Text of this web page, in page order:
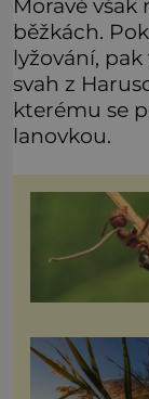
Moravě
běžkách.
lyžování,
svah z
kterému se
lanovkou.